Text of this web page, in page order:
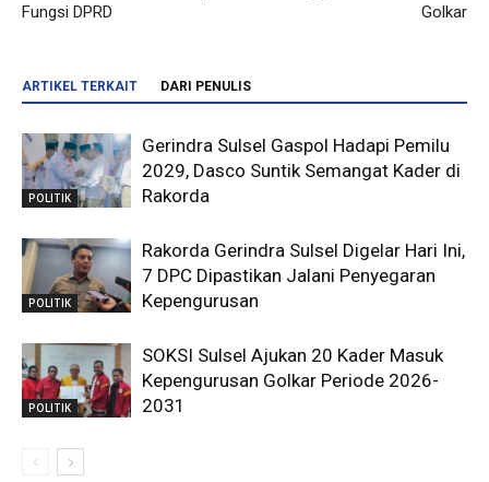
Fungsi DPRD
Golkar
ARTIKEL TERKAIT DARI PENULIS
POLITIK
Gerindra Sulsel Gaspol Hadapi Pemilu
2029, Dasco Suntik Semangat Kader di
Rakorda
POLITIK
Rakorda Gerindra Sulsel Digelar Hari Ini,
7 DPC Dipastikan Jalani Penyegaran
Kepengurusan
POLITIK
SOKSI Sulsel Ajukan 20 Kader Masuk
Kepengurusan Golkar Periode 2026-
2031